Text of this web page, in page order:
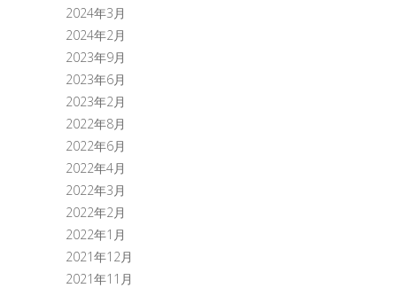
2024年3月
2024年2月
2023年9月
2023年6月
2023年2月
2022年8月
2022年6月
2022年4月
2022年3月
2022年2月
2022年1月
2021年12月
2021年11月